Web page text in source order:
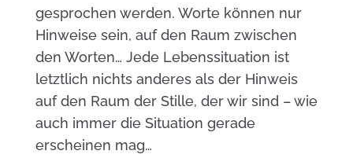
gesprochen werden. Worte können nur
Hinweise sein, auf den Raum zwischen
den Worten… Jede Lebenssituation ist
letztlich nichts anderes als der Hinweis
auf den Raum der Stille, der wir sind – wie
auch immer die Situation gerade
erscheinen mag…